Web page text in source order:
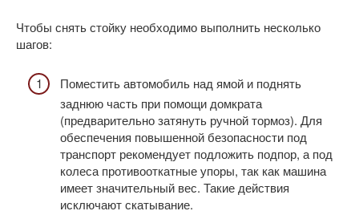
Чтобы снять стойку необходимо выполнить несколько
шагов:
Поместить автомобиль над ямой и поднять
заднюю часть при помощи домкрата
(предварительно затянуть ручной тормоз). Для
обеспечения повышенной безопасности под
транспорт рекомендует подложить подпор, а под
колеса противооткатные упоры, так как машина
имеет значительный вес. Такие действия
исключают скатывание.